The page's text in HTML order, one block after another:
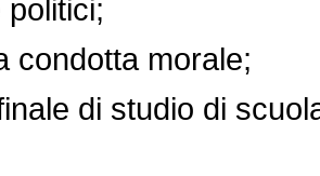
politici;
morale;
di studio di